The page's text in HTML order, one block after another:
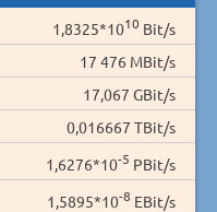
1,8325*1010 Bit/s
17 476 MBit/s
17,067 GBit/s
0,016667 TBit/s
1,6276*10-5 PBit/s
1,5895*10-8 EBit/s